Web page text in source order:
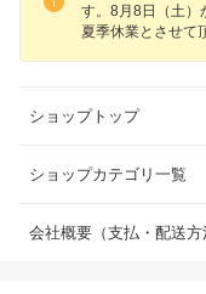
す。8月8日（土）
夏季休業とさせて
ショップトップ
ショップカテゴリ一覧
会社概要（支払・配送方